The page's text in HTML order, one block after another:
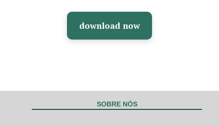
download now
SOBRE NÓS